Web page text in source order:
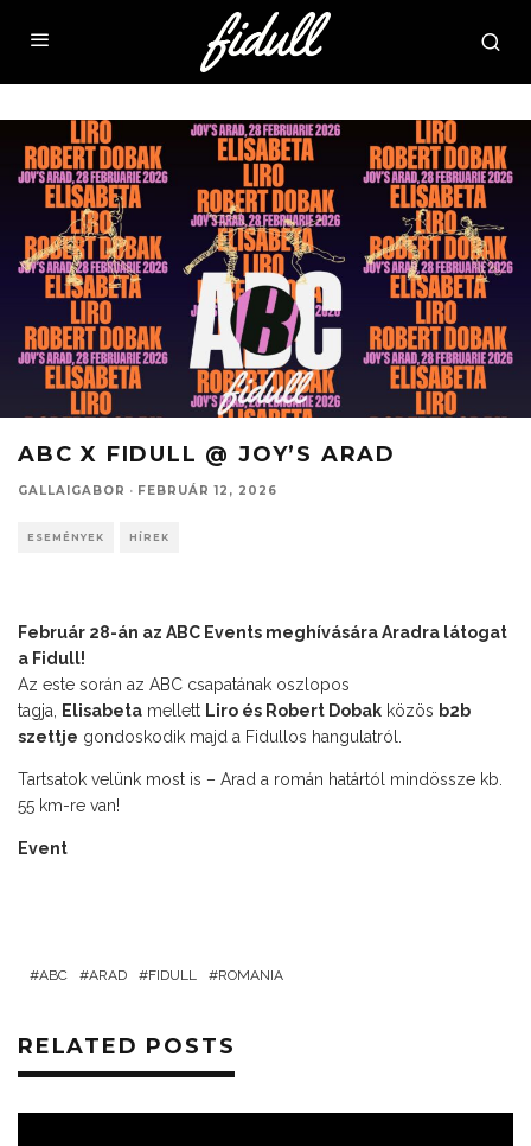
ABC X FIDULL @ JOY’S ARAD
GALLAIGABOR · FEBRUÁR 12, 2026
ESEMÉNYEK HÍREK
Február 28-án az ABC Events meghívására Aradra látogat
a Fidull!
Az este során az ABC csapatának oszlopos
tagja, Elisabeta mellett Liro és Robert Dobak közös b2b
szettje gondoskodik majd a Fidullos hangulatról.
Tartsatok velünk most is – Arad a román határtól mindössze kb.
55 km-re van!
Event
ABC ARAD FIDULL ROMANIA
RELATED POSTS